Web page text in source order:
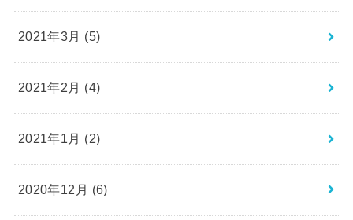
2021年3月 (5)
2021年2月 (4)
2021年1月 (2)
2020年12月 (6)